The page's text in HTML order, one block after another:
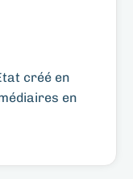
créé en
en